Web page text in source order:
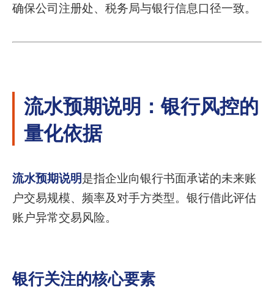
确保公司注册处、税务局与银行信息口径一致。
流水预期说明：银行风控的
量化依据
流水预期说明是指企业向银行书面承诺的未来账
户交易规模、频率及对手方类型。银行借此评估
账户异常交易风险。
银行关注的核心要素